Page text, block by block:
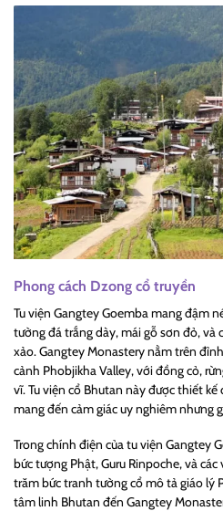
Phong cách Dzong cổ truyền
Tu viện Gangtey Goemba mang đậm
tường đá trắng dày, mái gỗ sơn đỏ, và
xảo. Gangtey Monastery nằm trên
cảnh Phobjikha Valley, với đồng cỏ,
vĩ. Tu viện cổ Bhutan này được thiết
mang đến cảm giác uy nghiêm nhưng
Trong chính điện của tu viện Gangtey
bức tượng Phật, Guru Rinpoche, và
trăm bức tranh tường cổ mô tả giáo lý
tâm linh Bhutan đến Gangtey